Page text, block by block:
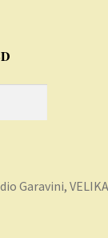
Trenutna
Garavini,